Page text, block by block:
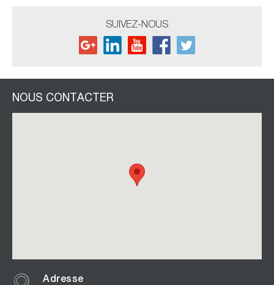
SUIVEZ-NOUS
NOUS CONTACTER
Adresse